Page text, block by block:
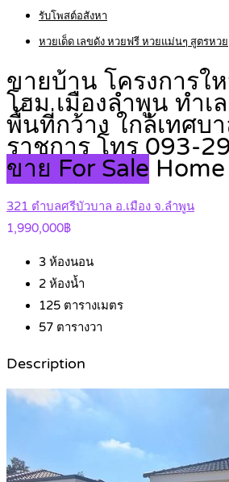
รับโพสต์อสังหา
หวยเด็ด เลขดัง หวยฟรี หวยแม่นๆ สูตรหวย
ขายบ้าน โครงการใ
โฮม เมืองลำพูน ทำเ
พื้นที่กว้าง ใกล้เทศบ
ราชการ โทร 093-
ขาย For Sale Home
321 ตำบลศรีบัวบาล อ.เมือง จ.ลำพูน
1,990,000฿
3 ห้องนอน
2 ห้องน้ำ
125 ตารางเมตร
57 ตารางวา
Description